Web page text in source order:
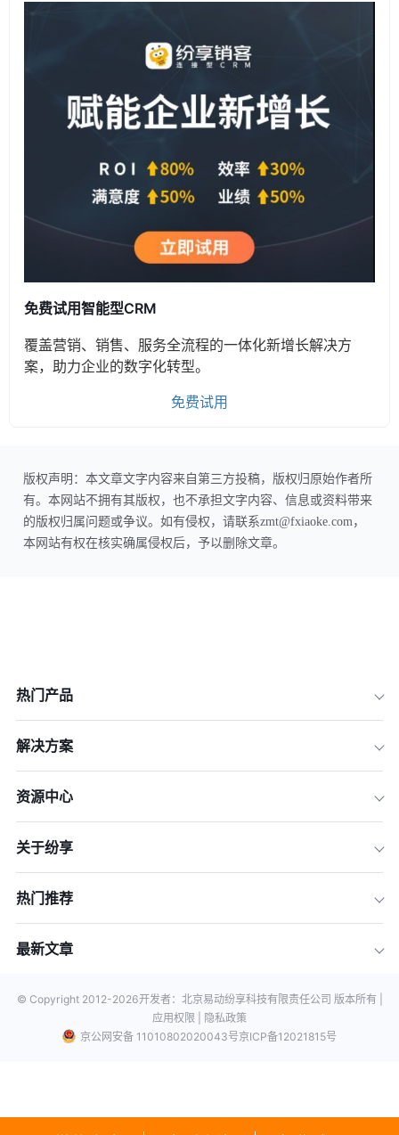
免费试用智能型CRM
覆盖营销、销售、服务全流程的一体化新增长解决方
案，助力企业的数字化转型。
免费试用
版权声明：本文章文字内容来自第三方投稿，版权归原始作者所
有。本网站不拥有其版权，也不承担文字内容、信息或资料带来
的版权归属问题或争议。如有侵权，请联系zmt@fxiaoke.com，
本网站有权在核实确属侵权后，予以删除文章。
热门产品
解决方案
资源中心
关于纷享
热门推荐
最新文章
© Copyright 2012-2026开发者：北京易动纷享科技有限责任公司 版本所有 |
应用权限 |
隐私政策
京公网安备 11010802020043号京ICP备12021815号